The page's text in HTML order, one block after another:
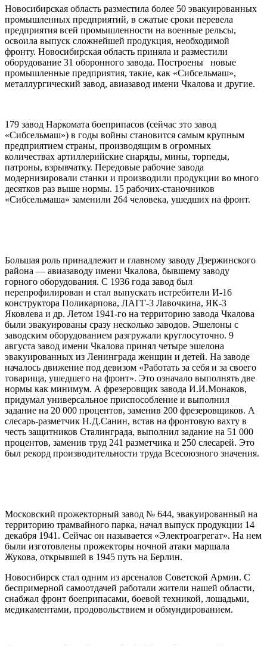
Новосибирская область разместила более 50 эвакуированных
промышленных предприятий, в сжатые сроки перевела
предприятия всей промышленности на военные рельсы,
освоила выпуск сложнейшей продукция, необходимой
фронту. Новосибирская область приняла и разместили
оборудование 31 оборонного завода. Построены новые
промышленные предприятия, такие, как «Сибсельмаш»,
металлургический завод, авиазавод имени Чкалова и другие.
179 завод Наркомата боеприпасов (сейчас это завод
«Сибсельмаш») в годы войны становится самым крупным
предприятием страны, производящим в огромных
количествах артиллерийские снаряды, мины, торпеды,
патроны, взрывчатку. Передовые рабочие завода
модернизировали станки и производили продукции во много
десятков раз выше нормы. 15 рабочих-станочников
«Сибсельмаша» заменили 264 человека, ушедших на фронт.
Большая роль принадлежит и главному заводу Дзержинского
района — авиазаводу имени Чкалова, бывшему заводу
горного оборудования. С 1936 года завод был
перепрофилирован и стал выпускать истребители И-16
конструктора Поликарпова, ЛАГГ-3 Лавочкина, ЯК-3
Яковлева и др. Летом 1941-го на территорию завода Чкалова
были эвакуированы сразу несколько заводов. Эшелоны с
заводским оборудованием разгружали круглосуточно. 9
августа завод имени Чкалова принял четыре эшелона
эвакуированных из Ленинграда женщин и детей. На заводе
началось движение под девизом «Работать за себя и за своего
товарища, ушедшего на фронт». Это означало выполнять две
нормы как минимум. А фрезеровщик завода И.И.Монаков,
придумал универсальное приспособление и выполнил
задание на 20 000 процентов, заменив 200 фрезеровщиков. А
слесарь-разметчик Н.Д.Санин, встав на фронтовую вахту в
честь защитников Сталинграда, выполнил задание на 51 000
процентов, заменив труд 241 разметчика и 250 слесарей. Это
был рекорд производительности труда Всесоюзного значения.
Московский прожекторный завод № 644, эвакуированный на
территорию трамвайного парка, начал выпуск продукции 14
декабря 1941. Сейчас он называется «Электроагрегат». На нем
были изготовлены прожекторы ночной атаки маршала
Жукова, открывшей в 1945 путь на Берлин.
Новосибирск стал одним из арсеналов Советской Армии. С
беспримерной самоотдачей работали жители нашей области,
снабжал фронт боеприпасами, боевой техникой, лошадьми,
медикаментами, продовольствием и обмундированием.